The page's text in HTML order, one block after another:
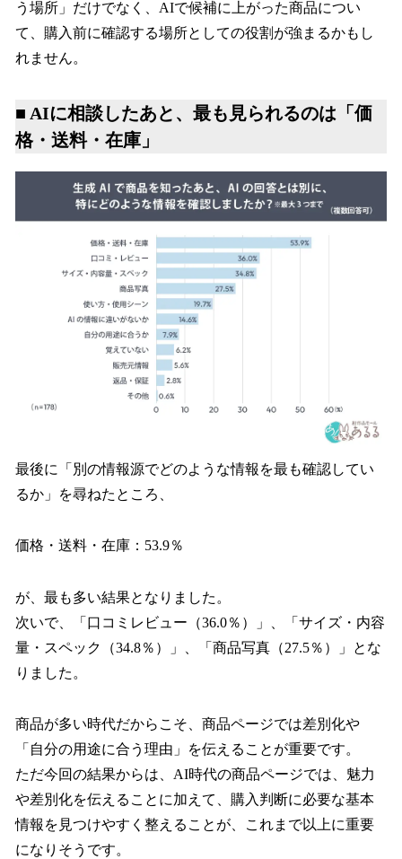
う場所」だけでなく、AIで候補に上がった商品につい
て、購入前に確認する場所としての役割が強まるかもし
れません。
■ AIに相談したあと、最も見られるのは「価
格・送料・在庫」
最後に「別の情報源でどのような情報を最も確認してい
るか」を尋ねたところ、
価格・送料・在庫：53.9％
が、最も多い結果となりました。
次いで、「口コミレビュー（36.0％）」、「サイズ・内容
量・スペック（34.8％）」、「商品写真（27.5％）」とな
りました。
商品が多い時代だからこそ、商品ページでは差別化や
「自分の用途に合う理由」を伝えることが重要です。
ただ今回の結果からは、AI時代の商品ページでは、魅力
や差別化を伝えることに加えて、購入判断に必要な基本
情報を見つけやすく整えることが、これまで以上に重要
になりそうです。